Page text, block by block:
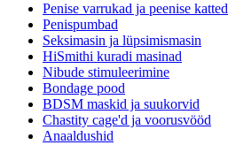
Penise varrukad ja peenise katted
Penispumbad
Seksimasin ja lüpsimismasin
HiSmithi kuradi masinad
Nibude stimuleerimine
Bondage pood
BDSM maskid ja suukorvid
Chastity cage'd ja voorusvööd
Anaaldushid